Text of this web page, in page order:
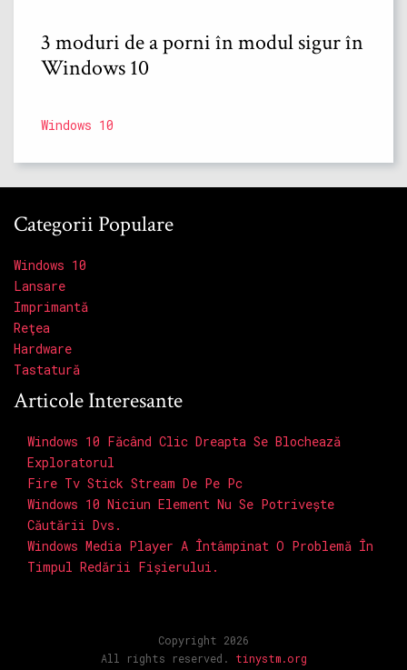
3 moduri de a porni în modul sigur în
Windows 10
Windows 10
Categorii Populare
Windows 10
Lansare
Imprimantă
Reţea
Hardware
Tastatură
Articole Interesante
Windows 10 Făcând Clic Dreapta Se Blochează
Exploratorul
Fire Tv Stick Stream De Pe Pc
Windows 10 Niciun Element Nu Se Potrivește
Căutării Dvs.
Windows Media Player A Întâmpinat O Problemă În
Timpul Redării Fișierului.
Copyright 2026
All rights reserved. tinystm.org